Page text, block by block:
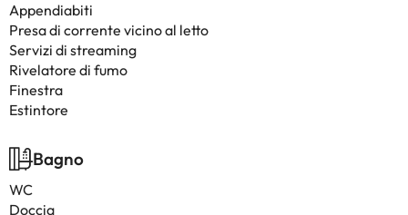
Appendiabiti
Presa di corrente vicino al letto
Servizi di streaming
Rivelatore di fumo
Finestra
Estintore
Bagno
WC
Doccia